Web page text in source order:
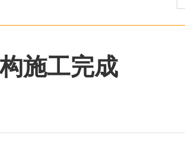
施工完成